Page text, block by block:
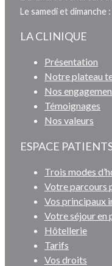
Le samedi et dimanche
LA CLINIQUE
Présentation
Notre plateau
Nos
Témoignages
Nos valeurs
ESPACE
Trois modes
Votre parcours
Vos principaux
Votre séjour en
Hôtellerie
Tarifs
Vos droits